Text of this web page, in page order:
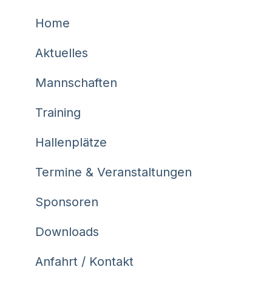
Home
Aktuelles
Mannschaften
Training
Hallenplätze
Termine & Veranstaltungen
Sponsoren
Downloads
Anfahrt / Kontakt